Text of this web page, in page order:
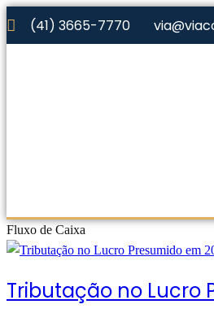
(41) 3665-7770
Fluxo de Caixa
Tributação no Lucro